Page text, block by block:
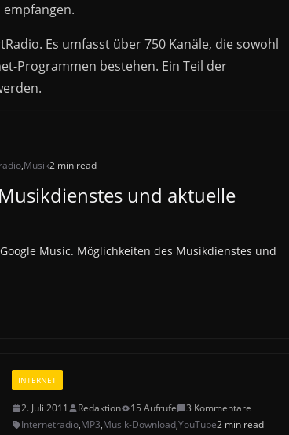
Es umfasst über 750 Kanäle, die sowohl
Programmen bestehen. Ein Teil der
,Musik2 min read
und aktuelle
Music. Möglichkeiten des Musikdienstes und
INTERNET
2. Juli 2011 Redaktion 15 Aufrufe
3 Kommentare
Internetradio,MP3,Musik-Download,YouTube2 min read